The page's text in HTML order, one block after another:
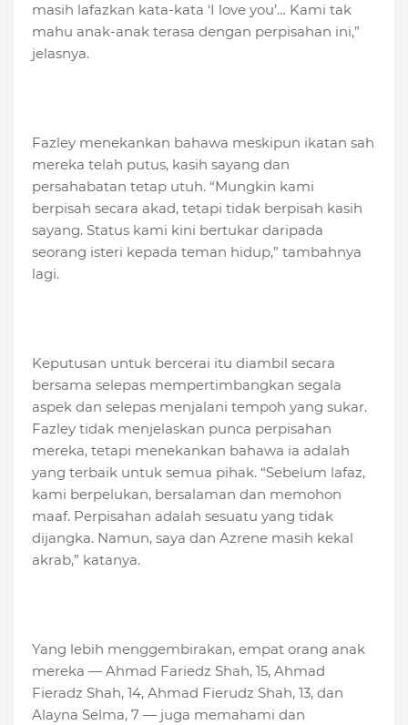
masih lafazkan kata-kata ‘I love you’… Kami tak
mahu anak-anak terasa dengan perpisahan ini,”
jelasnya.
Fazley menekankan bahawa meskipun ikatan sah
mereka telah putus, kasih sayang dan
persahabatan tetap utuh. “Mungkin kami
berpisah secara akad, tetapi tidak berpisah kasih
sayang. Status kami kini bertukar daripada
seorang isteri kepada teman hidup,” tambahnya
lagi.
Keputusan untuk bercerai itu diambil secara
bersama selepas mempertimbangkan segala
aspek dan selepas menjalani tempoh yang sukar.
Fazley tidak menjelaskan punca perpisahan
mereka, tetapi menekankan bahawa ia adalah
yang terbaik untuk semua pihak. “Sebelum lafaz,
kami berpelukan, bersalaman dan memohon
maaf. Perpisahan adalah sesuatu yang tidak
dijangka. Namun, saya dan Azrene masih kekal
akrab,” katanya.
Yang lebih menggembirakan, empat orang anak
mereka — Ahmad Fariedz Shah, 15, Ahmad
Fieradz Shah, 14, Ahmad Fierudz Shah, 13, dan
Alayna Selma, 7 — juga memahami dan